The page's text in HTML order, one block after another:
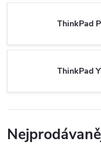
ThinkPad
ThinkPad